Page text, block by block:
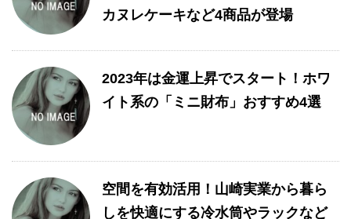
カヌレケーキなど4商品が登場
2023年は金運上昇でスタート！ホワ
イト系の「ミニ財布」おすすめ4選
空間を有効活用！山崎実業から暮ら
しを快適にする冷水筒やラックなど